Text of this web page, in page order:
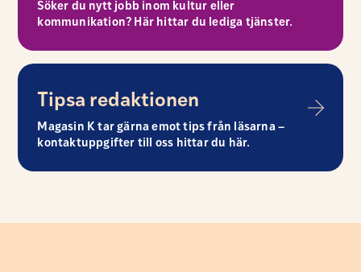
Söker du nytt jobb inom kultur eller
kommunikation? Här hittar du lediga tjänster.
Tipsa redaktionen
Magasin K tar gärna emot tips från läsarna –
kontaktuppgifter till oss hittar du här.